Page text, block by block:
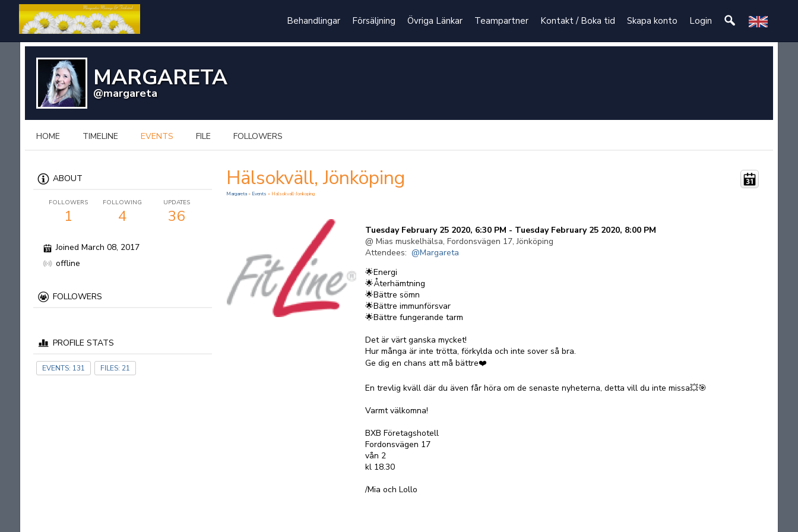
Behandlingar Försäljning Övriga Länkar Teampartner Kontakt / Boka tid Skapa konto Login
MARGARETA
@margareta
HOME TIMELINE EVENTS FILE FOLLOWERS
ABOUT
FOLLOWERS
1
FOLLOWING
4
UPDATES
36
Joined March 08, 2017
offline
FOLLOWERS
PROFILE STATS
EVENTS: 131 FILES: 21
Hälsokväll, Jönköping
Margareta » Events » Halsokvall-Jonkoping
Tuesday February 25 2020, 6:30 PM - Tuesday February 25 2020, 8:00 PM
@ Mias muskelhälsa, Fordonsvägen 17, Jönköping
Attendees:@Margareta
🌟Energi
🌟Återhämtning
🌟Bättre sömn
🌟Bättre immunförsvar
🌟Bättre fungerande tarm
Det är värt ganska mycket!
Hur många är inte trötta, förkylda och inte sover så bra.
Ge dig en chans att må bättre❤️
En trevlig kväll där du även får höra om de senaste nyheterna, detta vill du inte missa💥🎯
Varmt välkomna!
BXB Företagshotell
Fordonsvägen 17
vån 2
kl 18.30
/Mia och Lollo